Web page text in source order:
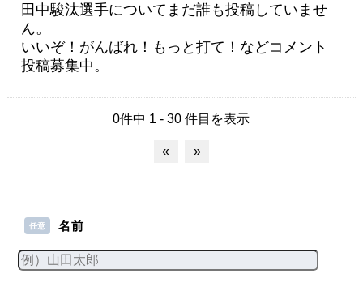
田中駿汰選手についてまだ誰も投稿していませ
ん。
いいぞ！がんばれ！もっと打て！などコメント
投稿募集中。
0件中 1 - 30 件目を表示
« »
任意 名前